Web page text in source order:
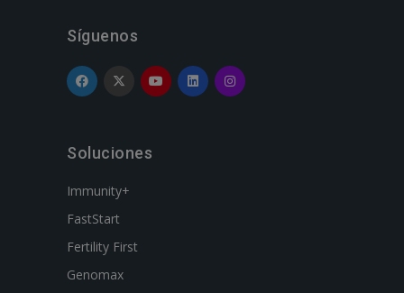
Síguenos
Soluciones
Immunity+
FastStart
Fertility First
Genomax